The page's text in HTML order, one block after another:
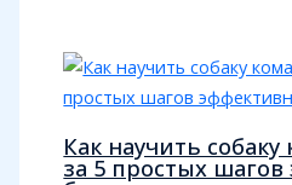
Как научить
за 5 простых